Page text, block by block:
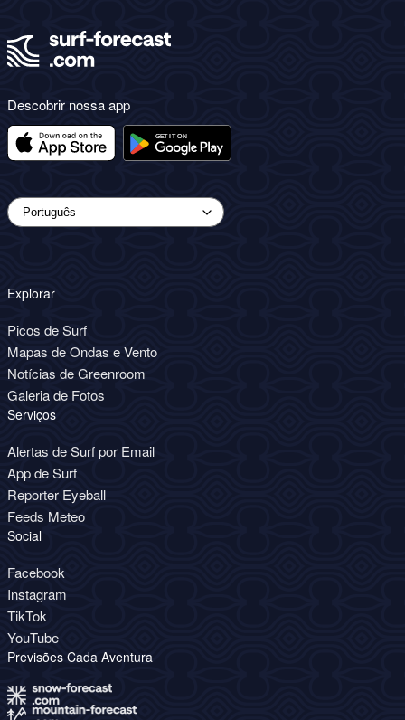
Descobrir nossa app
Explorar
Picos de Surf
Mapas de Ondas e Vento
Notícias de Greenroom
Galeria de Fotos
Serviços
Alertas de Surf por Email
App de Surf
Reporter Eyeball
Feeds Meteo
Social
Facebook
Instagram
TikTok
YouTube
Previsões Cada Aventura